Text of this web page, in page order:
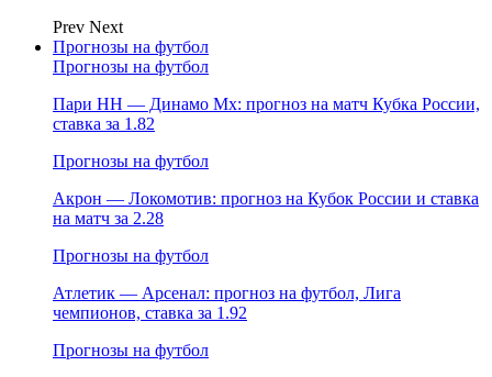
Prev Next
Прогнозы на футбол
Прогнозы на футбол
Пари НН — Динамо Мх: прогноз на матч Кубка России,
ставка за 1.82
Прогнозы на футбол
Акрон — Локомотив: прогноз на Кубок России и ставка
на матч за 2.28
Прогнозы на футбол
Атлетик — Арсенал: прогноз на футбол, Лига
чемпионов, ставка за 1.92
Прогнозы на футбол